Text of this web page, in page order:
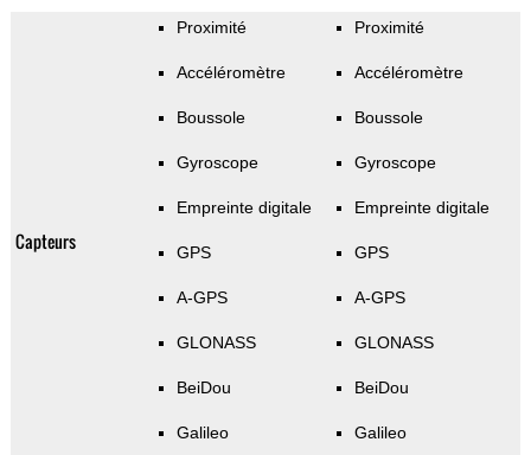
Capteurs
Proximité
Accéléromètre
Boussole
Gyroscope
Empreinte digitale
GPS
A-GPS
GLONASS
BeiDou
Galileo
Proximité
Accéléromètre
Boussole
Gyroscope
Empreinte digitale
GPS
A-GPS
GLONASS
BeiDou
Galileo